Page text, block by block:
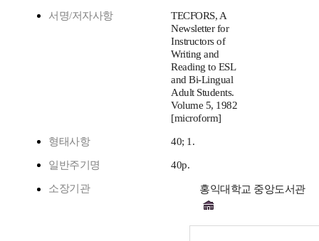
서명/저자사항
TECFORS, A
Newsletter for
Instructors of
Writing and
Reading to ESL
and Bi-Lingual
Adult Students.
Volume 5, 1982
[microform]
형태사항 40; 1.
일반주기명 40p.
소장기관 홍익대학교 중앙도서관